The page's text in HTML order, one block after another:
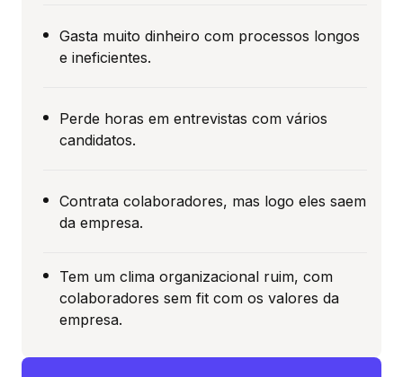
Gasta muito dinheiro com processos longos
e ineficientes.
Perde horas em entrevistas com vários
candidatos.
Contrata colaboradores, mas logo eles saem
da empresa.
Tem um clima organizacional ruim, com
colaboradores sem fit com os valores da
empresa.